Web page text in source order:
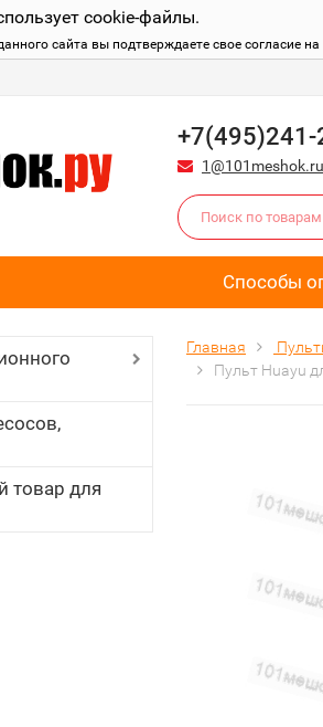
cookie-файлы.
сайта вы подтверждаете свое согласие
+7(495)241-
1@101meshok.ru
Способы
товар для
Главная
Пульт Huayu